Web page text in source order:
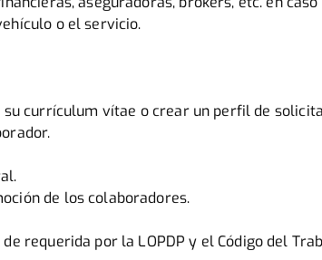
o el servicio.
currículum vítae o crear un perfil de
de los colaboradores.
requerida por la LOPDP y el Código del